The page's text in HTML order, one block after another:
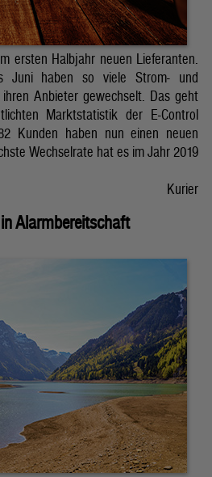
ersten Halbjahr neuen Lieferanten.
Juni haben so viele Strom- und
Anbieter gewechselt. Das geht
Marktstatistik der E-Control
Kunden haben nun einen neuen
Wechselrate hat es im Jahr 2019
Kurier
Alarmbereitschaft